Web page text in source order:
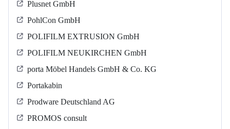
Plusnet GmbH
PohlCon GmbH
POLIFILM EXTRUSION GmbH
POLIFILM NEUKIRCHEN GmbH
porta Möbel Handels GmbH & Co. KG
Portakabin
Prodware Deutschland AG
PROMOS consult